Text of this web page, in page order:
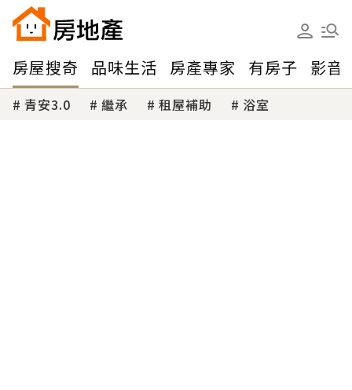
房屋搜奇 品味生活 房產專家 有房子 影音
青安3.0 繼承 租屋補助 浴室